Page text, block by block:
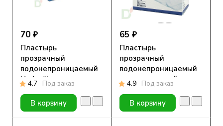
70 ₽
Пластырь
прозрачный
водонепроницаемый
Hydrofilm
(Гидрофилм), 6х7 см
4.7 Под заказ
В корзину
65 ₽
Пластырь
прозрачный
водонепроницаемый
с впитывающей
подушечкой Hydrofilm
plus (Гидрофилм
Плюс) 9х10 см
4.9 Под заказ
В корзину